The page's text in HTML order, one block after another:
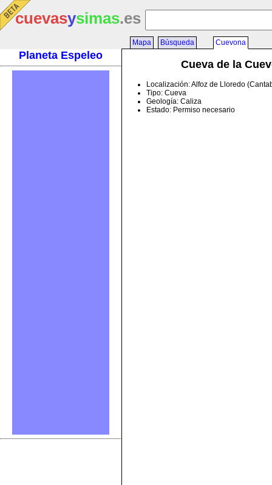
cuevasysimas.es
Planeta Espeleo
Mapa Búsqueda Cuevona
Cueva de la
Localización: Alfoz de Lloredo
Tipo: Cueva
Geología: Caliza
Estado: Permiso necesario